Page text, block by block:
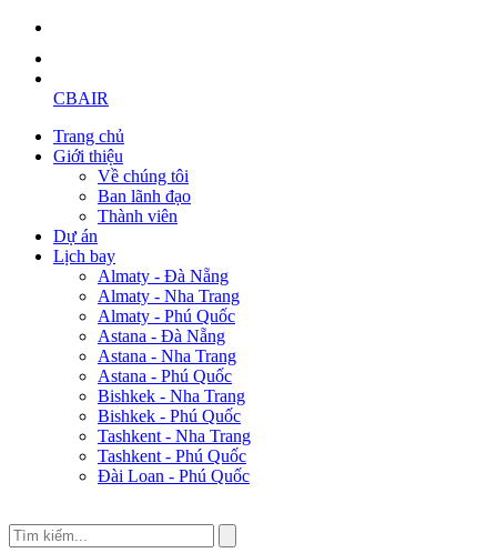
CBAIR
Trang chủ
Giới thiệu
Về chúng tôi
Ban lãnh đạo
Thành viên
Dự án
Lịch bay
Almaty - Đà Nẵng
Almaty - Nha Trang
Almaty - Phú Quốc
Astana - Đà Nẵng
Astana - Nha Trang
Astana - Phú Quốc
Bishkek - Nha Trang
Bishkek - Phú Quốc
Tashkent - Nha Trang
Tashkent - Phú Quốc
Đài Loan - Phú Quốc